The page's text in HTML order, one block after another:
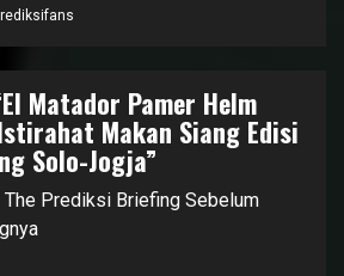
El Matador Pamer Helm
Makan Siang Edisi
Solo-Jogja”
The Prediksi Briefing Sebelum